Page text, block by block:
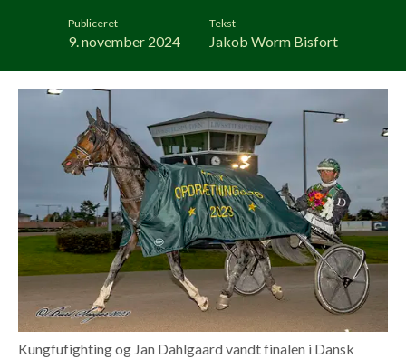
Publiceret
9. november 2024
Tekst
Jakob Worm Bisfort
Kungfufighting og Jan Dahlgaard vandt finalen i Dansk